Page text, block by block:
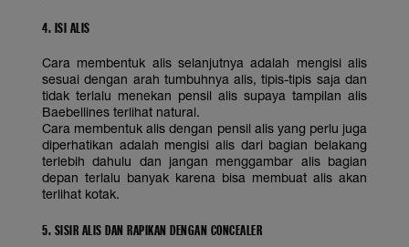
4. ISI ALIS
Cara membentuk alis selanjutnya adalah mengisi alis
sesuai dengan arah tumbuhnya alis, tipis-tipis saja dan
tidak terlalu menekan pensil alis supaya tampilan alis
Baebellines terlihat natural.
Cara membentuk alis dengan pensil alis yang perlu juga
diperhatikan adalah mengisi alis dari bagian belakang
terlebih dahulu dan jangan menggambar alis bagian
depan terlalu banyak karena bisa membuat alis akan
terlihat kotak.
5. SISIR ALIS DAN RAPIKAN DENGAN CONCEALER